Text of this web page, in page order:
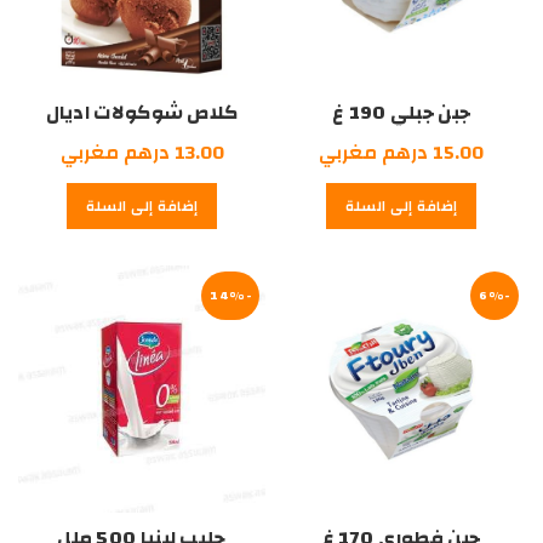
جبن جبلي 190 غ
15.00 درهم مغربي
إضافة إلى السلة
كلاص شوكولات اديال
110غرام13.00 درهم مغربي
إضافة إلى السلة
-6%
-14%